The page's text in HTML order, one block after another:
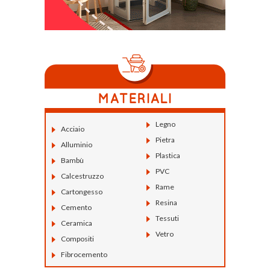
Acciaio
Alluminio
Bambù
Calcestruzzo
Cartongesso
Cemento
Ceramica
Compositi
Fibrocemento
Legno
Pietra
Plastica
PVC
Rame
Resina
Tessuti
Vetro